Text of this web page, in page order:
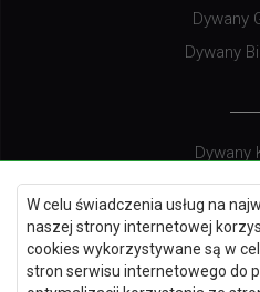
W celu świadczenia usług na
naszej strony internetowej
cookies wykorzystywane są w
stron serwisu internetowego do
Dywany
Dywany
Dywany
Dywany
Dywany
Dywany